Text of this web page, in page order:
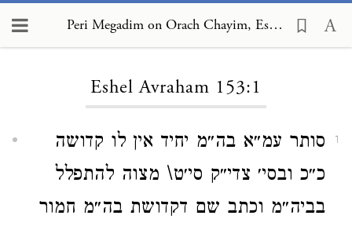
Peri Megadim on Orach Chayim, Eshel Avraham 153:1
Eshel Avraham 153:1
1
סותר עמ״א בה״מ יחיד אין לו קדושה
כ״כ ובסי׳ צדי״ק סי׳ט\ מצוה להתפלל
בביה״מ וכתב שם דקדושת בה״מ חמור